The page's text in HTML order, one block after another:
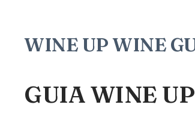
WINE UP WINE
GUIA WINE UP